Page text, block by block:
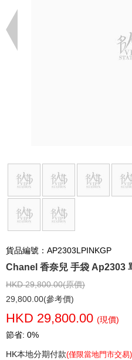
貨品編號：AP2303LPINKGP
Chanel 香奈兒 手袋 Ap2303
HKD 29,800.00(原價)
29,800.00(參考價)
HKD 29,800.00 (現價)
節省: 0%
HK本地分期付款(僅限當地門市交易)